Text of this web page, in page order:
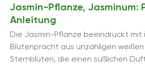
Jasmin-Pflanze, Jasminum:
Anleitung
Die Jasmin-Pflanze beeindruckt mit
Blütenpracht aus unzähligen
Sternblüten, die einen süßlichen